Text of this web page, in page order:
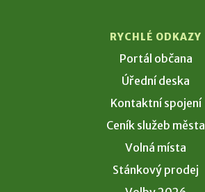
RYCHLÉ ODKAZY
Portál občana
Úřední deska
Kontaktní spojení
Ceník služeb města
Volná místa
Stánkový prodej